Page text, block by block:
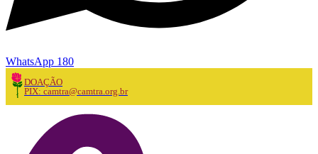
WhatsApp 180
DOAÇÃO
PIX: camtra@camtra.org.br